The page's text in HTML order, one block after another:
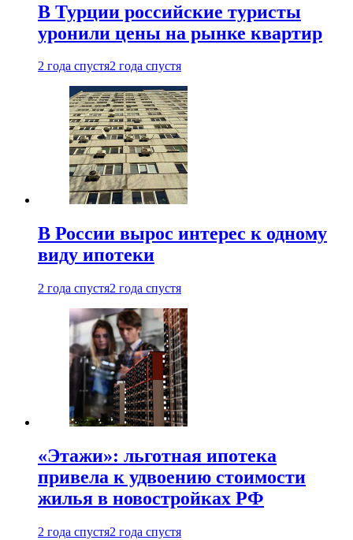
В Турции российские туристы
уронили цены на рынке квартир
2 года спустя2 года спустя
В России вырос интерес к одному
виду ипотеки
2 года спустя2 года спустя
«Этажи»: льготная ипотека
привела к удвоению стоимости
жилья в новостройках РФ
2 года спустя2 года спустя